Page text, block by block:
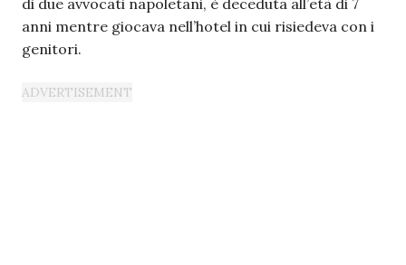
anni mentre giocava nell’hotel in cui risiedeva con i
genitori.